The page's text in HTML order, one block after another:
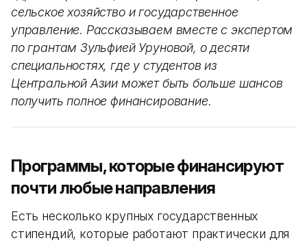
сельское хозяйство и государственное
управление. Рассказываем вместе с экспертом
по грантам Зульфией Уруновой, о десяти
специальностях, где у студентов из
Центральной Азии может быть больше шансов
получить полное финансирование.
Программы, которые финансируют
почти любые направления
Есть несколько крупных государственных
стипендий, которые работают практически для